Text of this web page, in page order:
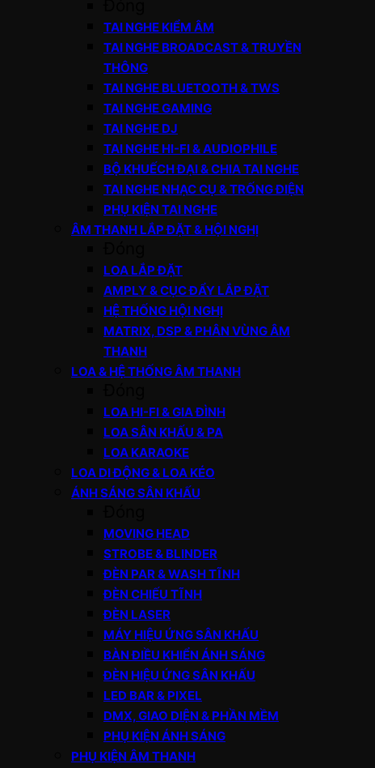
TAI NGHE KIỂM ÂM
TAI NGHE BROADCAST & TRUYỀN
THÔNG
TAI NGHE BLUETOOTH & TWS
TAI NGHE GAMING
TAI NGHE DJ
TAI NGHE HI-FI & AUDIOPHILE
BỘ KHUẾCH ĐẠI & CHIA TAI NGHE
TAI NGHE NHẠC CỤ & TRỐNG ĐIỆN
PHỤ KIỆN TAI NGHE
ÂM THANH LẮP ĐẶT & HỘI NGHỊ
LOA LẮP ĐẶT
AMPLY & CỤC ĐẨY LẮP ĐẶT
HỆ THỐNG HỘI NGHỊ
MATRIX, DSP & PHÂN VÙNG ÂM
THANH
LOA & HỆ THỐNG ÂM THANH
LOA HI-FI & GIA ĐÌNH
LOA SÂN KHẤU & PA
LOA KARAOKE
LOA DI ĐỘNG & LOA KÉO
ÁNH SÁNG SÂN KHẤU
MOVING HEAD
STROBE & BLINDER
ĐÈN PAR & WASH TĨNH
ĐÈN CHIẾU TĨNH
ĐÈN LASER
MÁY HIỆU ỨNG SÂN KHẤU
BÀN ĐIỀU KHIỂN ÁNH SÁNG
ĐÈN HIỆU ỨNG SÂN KHẤU
LED BAR & PIXEL
DMX, GIAO DIỆN & PHẦN MỀM
PHỤ KIỆN ÁNH SÁNG
PHỤ KIỆN ÂM THANH